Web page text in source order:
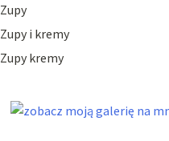
Zupy
Zupy i kremy
Zupy kremy